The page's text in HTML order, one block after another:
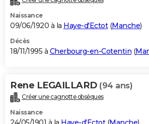
Naissance
09/06/1920 à la Haye-d'Ectot(Manche)
Décès
18/11/1995 à Cherbourg-en-Cotentin (
Rene LEGAILLARD (94 ans)
Créer une cagnotte obsèques
Naissance